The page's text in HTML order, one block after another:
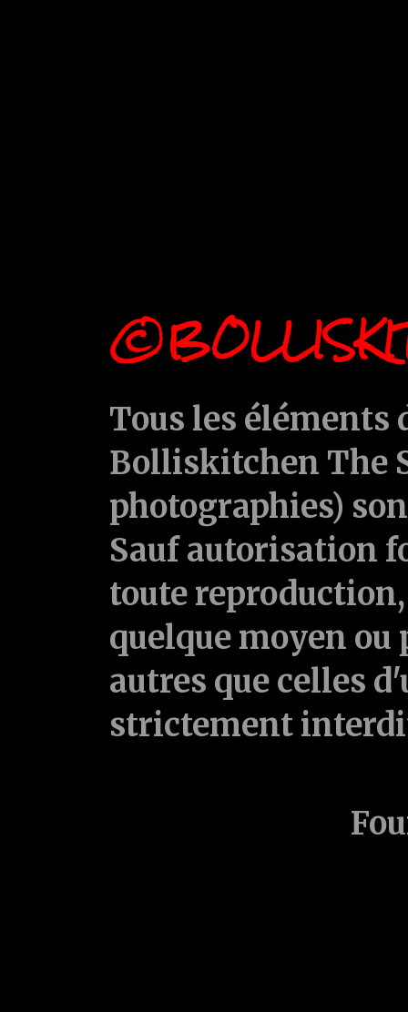
Tous les
Bolliskitchen The
photographies)
Sauf autorisation
toute
quelque moyen ou
autres que celles
strictement